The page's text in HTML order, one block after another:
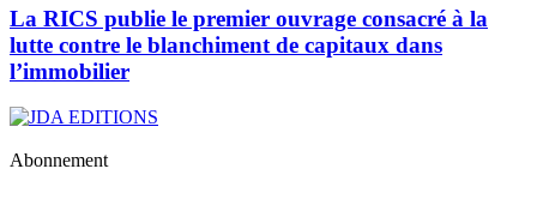
La RICS publie le premier ouvrage consacré à la
lutte contre le blanchiment de capitaux dans
l’immobilier
Abonnement